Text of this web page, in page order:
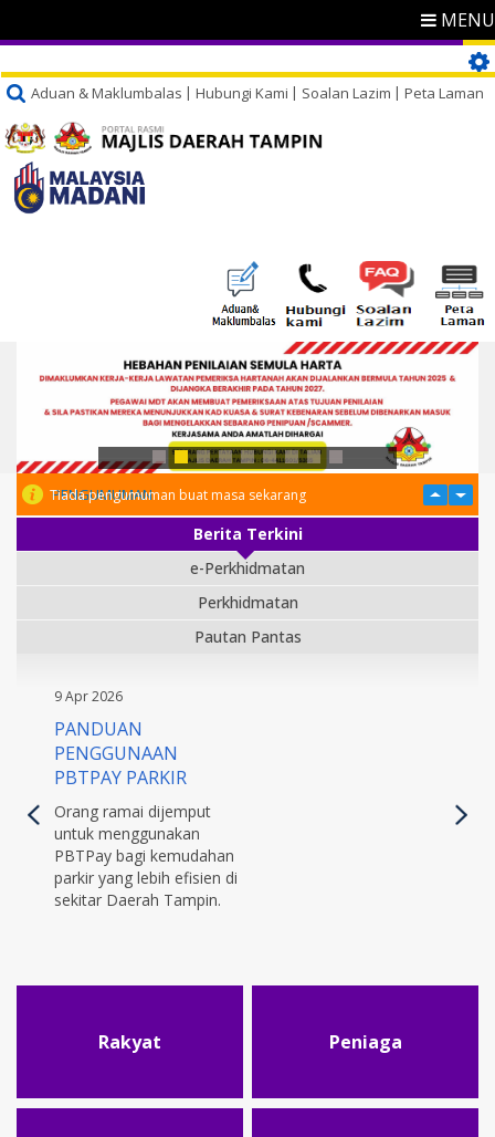
MENU
Aduan & Maklumbalas Hubungi Kami Soalan Lazim Peta Laman
PENGUMUMAN
Tiada pengumuman buat masa sekarang
Berita Terkini
e-Perkhidmatan
Perkhidmatan
Pautan Pantas
9 Apr 2026
PANDUAN
PENGGUNAAN
PBTPAY PARKIR
Orang ramai dijemput
untuk menggunakan
PBTPay bagi kemudahan
parkir yang lebih efisien di
sekitar Daerah Tampin.
Rakyat Peniaga